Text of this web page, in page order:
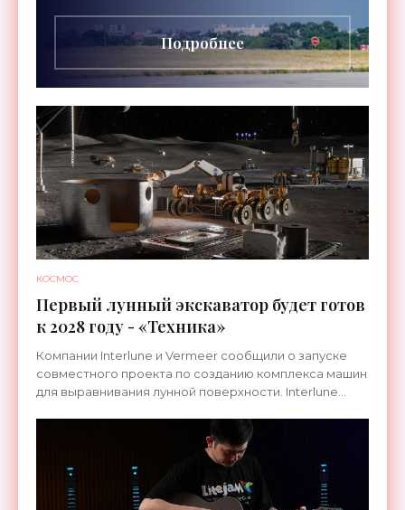
длительностью до 24
Подробнее
КОСМОС
Первый лунный экскаватор будет готов
к 2028 году - «Техника»
Компании Interlune и Vermeer сообщили о запуске
совместного проекта по созданию комплекса машин
для выравнивания лунной поверхности. Interlune